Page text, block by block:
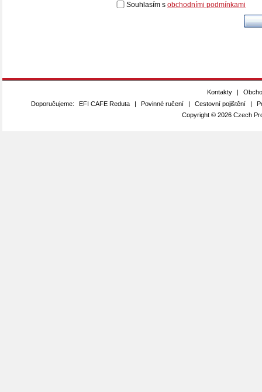
Souhlasím s obchodními podmínkami
Kontakty |
Doporučujeme:
EFI CAFE Reduta | Povinné ručení | Cestovní pojištění |
Copyright © 2026 Czech